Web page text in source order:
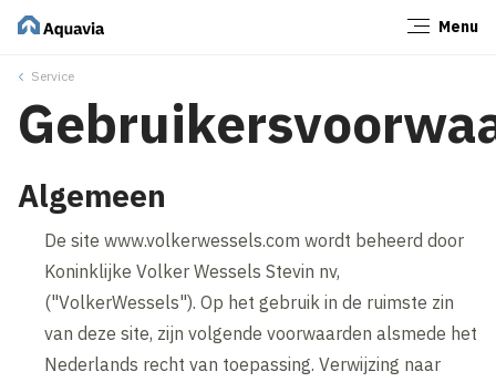
Menu
Service
Algemeen
De site www.volkerwessels.com wordt beheerd door
Koninklijke Volker Wessels Stevin nv,
("VolkerWessels"). Op het gebruik in de ruimste zin
van deze site, zijn volgende voorwaarden alsmede het
Nederlands recht van toepassing. Verwijzing naar
Sluiten